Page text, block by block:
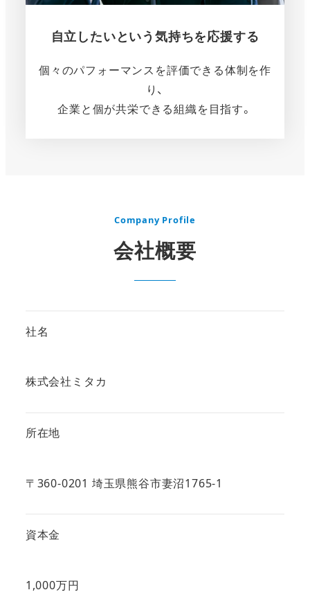
自立したいという気持ちを応援する
個々のパフォーマンスを評価できる体制を作
り、
企業と個が共栄できる組織を目指す。
Company Profile
会社概要
社名
株式会社ミタカ
所在地
〒360-0201 埼玉県熊谷市妻沼1765-1
資本金
1,000万円